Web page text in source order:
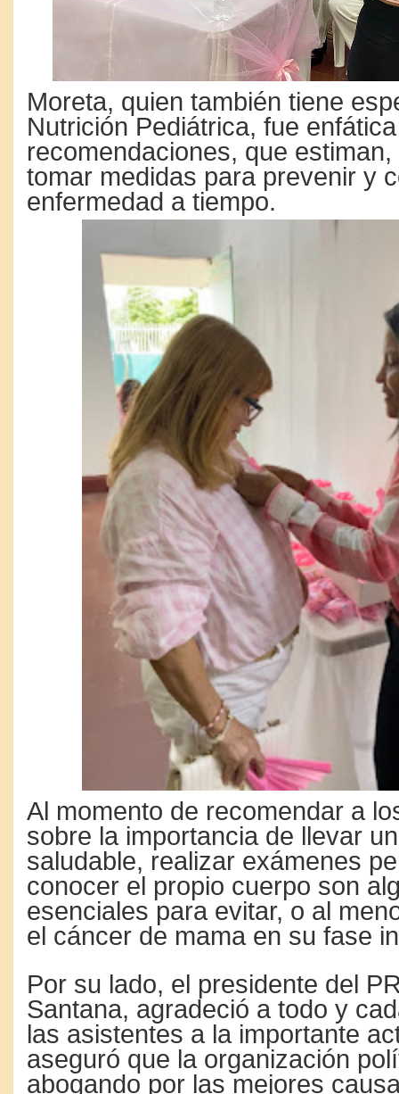
Moreta, quien también tiene
Nutrición Pediátrica, fue
recomendaciones, que
tomar medidas para prevenir y
enfermedad a tiempo.
Al momento de recomendar a
sobre la importancia de llevar
saludable, realizar exámenes
conocer el propio cuerpo son
esenciales para evitar, o al
el cáncer de mama en su fase
Por su lado, el presidente del
Santana, agradeció a todo y
las asistentes a la importante
aseguró que la organización
abogando por las mejores